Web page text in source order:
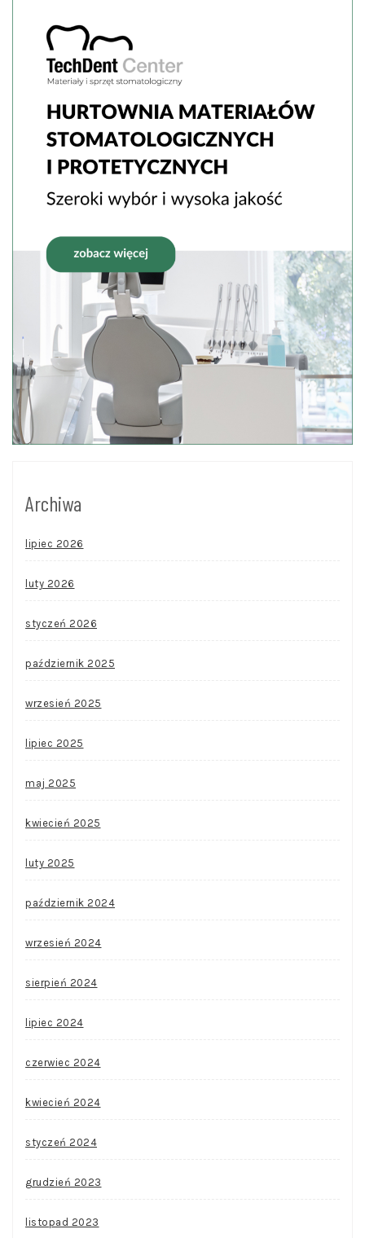
Archiwa
lipiec 2026
luty 2026
styczeń 2026
październik 2025
wrzesień 2025
lipiec 2025
maj 2025
kwiecień 2025
luty 2025
październik 2024
wrzesień 2024
sierpień 2024
lipiec 2024
czerwiec 2024
kwiecień 2024
styczeń 2024
grudzień 2023
listopad 2023